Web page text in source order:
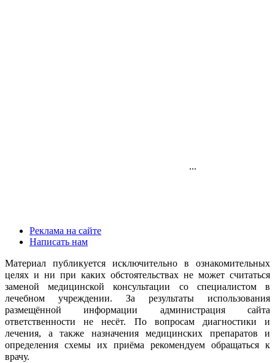
...
Реклама на сайте
Написать нам
Материал публикуется исключительно в ознакомительных
целях и ни при каких обстоятельствах не может считаться
заменой медицинской консультации со специалистом в
лечебном учреждении. За результаты использования
размещённой информации администрация сайта
ответственности не несёт. По вопросам диагностики и
лечения, а также назначения медицинских препаратов и
определения схемы их приёма рекомендуем обращаться к
врачу.